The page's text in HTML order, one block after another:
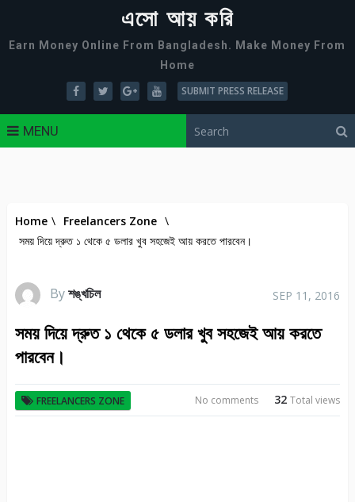
এসো আয় করি
Earn Money Online From Bangladesh. Make Money From
Home
SUBMIT PRESS RELEASE
MENU
Home \ Freelancers Zone \
সময় দিয়ে দ্রুত ১ থেকে ৫ ডলার খুব সহজেই আয় করতে পারবেন।
Byশঙ্খচিল SEP 11, 2016
সময় দিয়ে দ্রুত ১ থেকে ৫ ডলার খুব সহজেই আয় করতে
পারবেন।
FREELANCERS ZONE 32Total views
No comments